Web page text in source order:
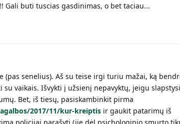
Gali buti tuscias gasdinimas, o bet taciau...
(pas senelius). Aš su teise irgi turiu mažai, ką
vaikais. Išvykti į užsienį nepavyktų, jeigu
Bet, iš tiesų, pasiskambinkit pirma
2017/11/kur-kreiptis ir gaukit patarimų iš
policijai parašyti (jie dėl psichologinio smurto